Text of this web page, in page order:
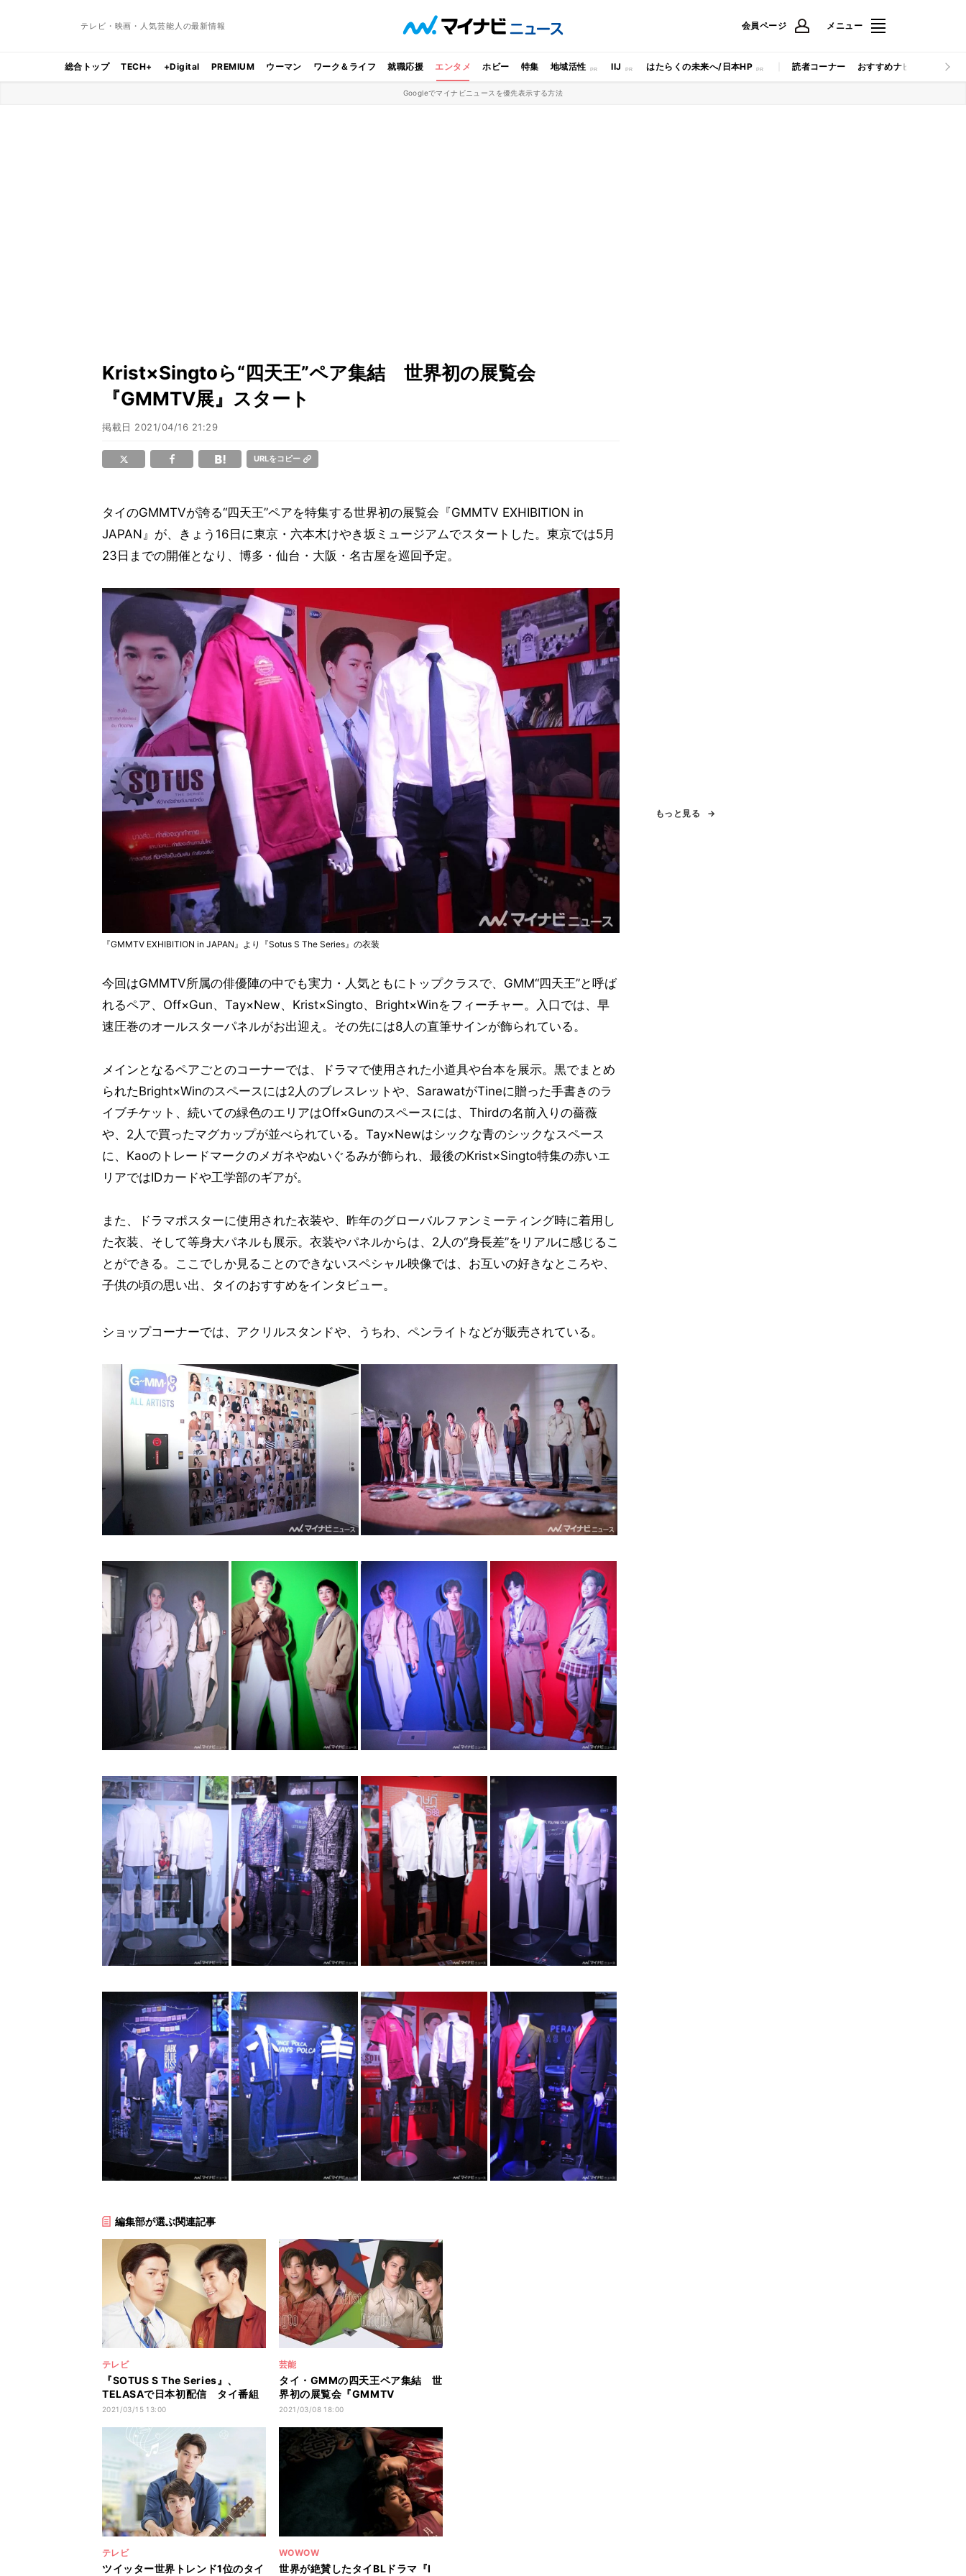
テレビ・映画・人気芸能人の最新情報 会員ページ メニュー
総合トップ TECH+ +Digital PREMIUM ウーマン ワーク＆ライフ 就職応援 エンタメ ホビー 特集 地域活性 IIJ はたらくの未来へ/日本HP 読者コーナー おすすめナビ マイナビ
Googleでマイナビニュースを優先表示する方法
Krist×Singtoら“四天王”ペア集結 世界初の展覧会
『GMMTV展』スタート
掲載日 2021/04/16 21:29
URLをコピー
タイのGMMTVが誇る“四天王”ペアを特集する世界初の展覧会『GMMTV EXHIBITION in
JAPAN』が、きょう16日に東京・六本木けやき坂ミュージアムでスタートした。東京では5月
23日までの開催となり、博多・仙台・大阪・名古屋を巡回予定。
『GMMTV EXHIBITION in JAPAN』より『Sotus S The Series』の衣装
今回はGMMTV所属の俳優陣の中でも実力・人気ともにトップクラスで、GMM“四天王”と呼ば
れるペア、Off×Gun、Tay×New、Krist×Singto、Bright×Winをフィーチャー。入口では、早
速圧巻のオールスターパネルがお出迎え。その先には8人の直筆サインが飾られている。
メインとなるペアごとのコーナーでは、ドラマで使用された小道具や台本を展示。黒でまとめ
られたBright×Winのスペースには2人のブレスレットや、SarawatがTineに贈った手書きのラ
イブチケット、続いての緑色のエリアはOff×Gunのスペースには、Thirdの名前入りの薔薇
や、2人で買ったマグカップが並べられている。Tay×Newはシックな青のシックなスペース
に、Kaoのトレードマークのメガネやぬいぐるみが飾られ、最後のKrist×Singto特集の赤いエ
リアではIDカードや工学部のギアが。
また、ドラマポスターに使用された衣装や、昨年のグローバルファンミーティング時に着用し
た衣装、そして等身大パネルも展示。衣装やパネルからは、2人の“身長差”をリアルに感じるこ
とができる。ここでしか見ることのできないスペシャル映像では、お互いの好きなところや、
子供の頃の思い出、タイのおすすめをインタビュー。
ショップコーナーでは、アクリルスタンドや、うちわ、ペンライトなどが販売されている。
編集部が選ぶ関連記事
テレビ
『SOTUS S The Series』、
TELASAで日本初配信 タイ番組
続々スタート
2021/03/15 13:00
芸能
タイ・GMMの四天王ペア集結 世
界初の展覧会『GMMTV
EXHIBITION in JAPAN』
2021/03/08 18:00
テレビ
ツイッター世界トレンド1位のタイ
WOWOW
世界が絶賛したタイBLドラマ『I
もっと見る